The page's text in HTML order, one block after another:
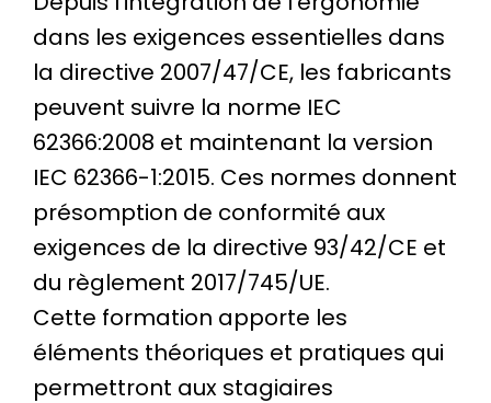
dans les exigences essentielles dans
la directive 2007/47/CE, les fabricants
peuvent suivre la norme IEC
62366:2008 et maintenant la version
IEC 62366-1:2015. Ces normes donnent
présomption de conformité aux
exigences de la directive 93/42/CE et
du règlement 2017/745/UE.
Cette formation apporte les
éléments théoriques et pratiques qui
permettront aux stagiaires